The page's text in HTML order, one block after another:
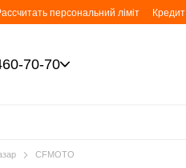
контентуперсональний ліміт
70-70
CFMOTO